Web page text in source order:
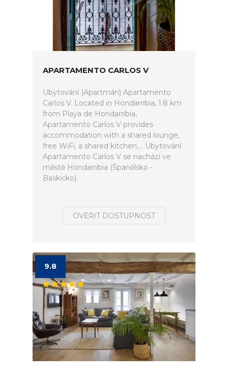
APARTAMENTO CARLOS V
Ubytování (Apartmán) Apartamento
Carlos V. Located in Hondarribia, 1.8 km
from Playa de Hondarribia,
Apartamento Carlos V provides
accommodation with a shared lounge,
free WiFi, a shared kitchen,... Ubytování
Apartamento Carlos V se nachází ve
městě Hondarribia (Španělsko -
Baskicko).
OVĚŘIT DOSTUPNOST
9.8